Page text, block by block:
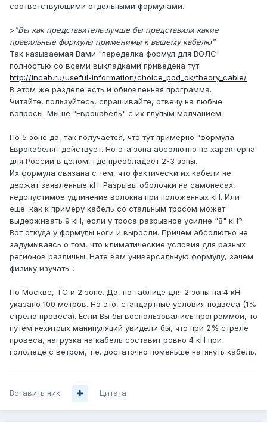
соответствующими отдельными формулами.
> "Вы как представитель лучше бы представили какие
правильные формулы применимы к вашему кабелю"
Так называемая Вами "переделка формул для ВОЛС"
полностью со всеми выкладками приведена тут:
http://incab.ru/useful-information/choice_pod_ok/theory_cable/
В этом же разделе есть и обновленная программа.
Читайте, пользуйтесь, спрашивайте, отвечу на любые
вопросы. Мы не "Еврокабель" с их глупым молчанием.
По 5 зоне да, так получается, что тут примерно "формула
Еврокабеля" действует. Но эта зона абсолютно не характерна
для России в целом, где преобладает 2-3 зоны.
Их формула связана с тем, что фактически их кабели не
держат заявленные кН. Разрывы оболочки на самонесах,
недопустимое удлинение волокна при положенных кН. Или
еще: как к примеру кабель со стальным тросом может
выдерживать 9 кН, если у троса разрывное усилие "8" кН?
Вот откуда у формулы ноги и выросли. Причем абсолютно не
задумываясь о том, что климатические условия для разных
регионов различны. Нате вам универсальную формулу, зачем
физику изучать...
По Москве, ТС и 2 зоне. Да, по таблице для 2 зоны на 4 кН
указано 100 метров. Но это, стандартные условия подвеса (1%
стрела провеса). Если Вы бы воспользовались программой, то
путем нехитрых манипуляций увидели бы, что при 2% стреле
провеса, нагрузка на кабель составит ровно 4 кН при
гололеде с ветром, т.е. достаточно поменьше натянуть кабель.
Вставить ник Цитата